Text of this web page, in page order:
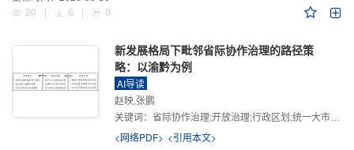
20
| 6 | 0
新发展格局下毗邻省际协作治理的路径策
略：以渝黔为例
AI导读
赵映,张鹏
关键词： 省际协作治理;开放治理;行政区划;统一大市场;新发展格局
<网络PDF> <引用本文>